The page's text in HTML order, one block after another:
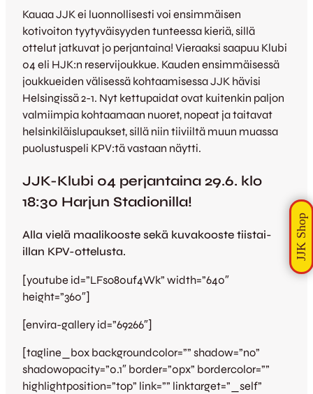
Kauaa JJK ei luonnollisesti voi ensimmäisen
kotivoiton tyytyväisyyden tunteessa kieriä, sillä
ottelut jatkuvat jo perjantaina! Vieraaksi saapuu Klubi
04 eli HJK:n reservijoukkue. Kauden ensimmäisessä
joukkueiden välisessä kohtaamisessa JJK hävisi
Helsingissä 2-1. Nyt kettupaidat ovat kuitenkin paljon
valmiimpia kohtaamaan nuoret, nopeat ja taitavat
helsinkiläislupaukset, sillä niin tiiviiltä muun muassa
puolustuspeli KPV:tä vastaan näytti.
JJK-Klubi 04 perjantaina 29.6. klo
18:30 Harjun Stadionilla!
Alla vielä maalikooste sekä kuvakooste tiistai-
illan KPV-ottelusta.
[youtube id=”LFso80uf4Wk” width=”640″
height=”360″]
[envira-gallery id=”69266″]
[tagline_box backgroundcolor=”” shadow=”no”
shadowopacity=”0.1″ border=”0px” bordercolor=””
highlightposition=”top” link=”” linktarget=”_self”